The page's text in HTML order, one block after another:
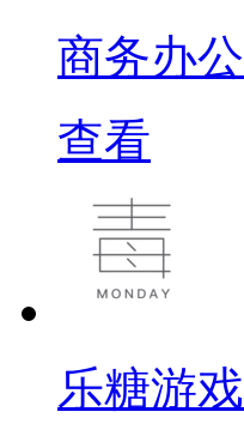
商务办公
查看
乐糖游戏